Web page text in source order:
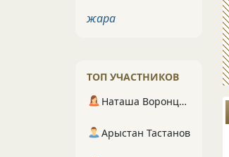
жара
ТОП УЧАСТНИКОВ
Наташа Воронцова
Арыстан Тастанов